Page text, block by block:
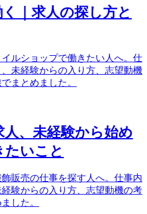
｜求人の探し方と
ルショップで働きたい人へ。仕
未経験からの入り方、志望動機
まとめました。
、未経験から始め
たいこと
販売の仕事を探す人へ。仕事内
験からの入り方、志望動機の考
した。